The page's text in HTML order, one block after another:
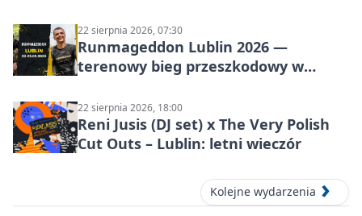
22 sierpnia 2026, 07:30
Runmageddon Lublin 2026 —
terenowy bieg przeszkodowy w
22 sierpnia 2026, 18:00
Reni Jusis (DJ set) x The Very Polish
Cut Outs – Lublin: letni wieczór
Kolejne wydarzenia